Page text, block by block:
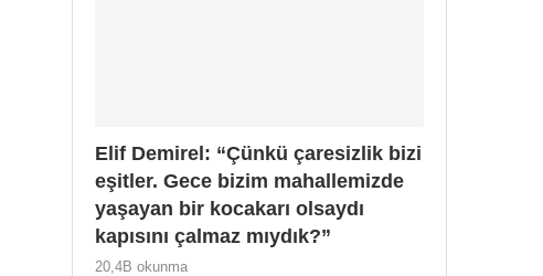
Elif Demirel: “Çünkü çaresizlik bizi
eşitler. Gece bizim mahallemizde
yaşayan bir kocakarı olsaydı
kapısını çalmaz mıydık?”
20,4B okunma